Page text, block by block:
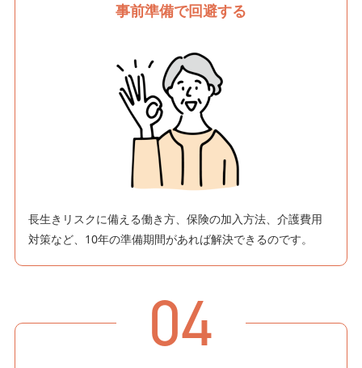
事前準備で回避する
長生きリスクに備える働き方、保険の加入方法、介護費用
対策など、10年の準備期間があれば解決できるのです。
04